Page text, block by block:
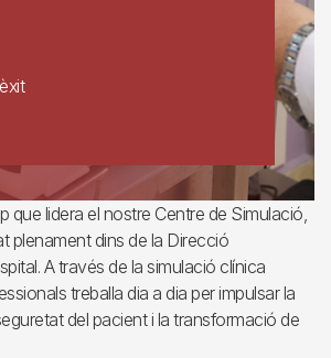
que lidera el nostre Centre de Simulació,
plenament dins de la Direcció
A través de la simulació clínica
treballa dia a dia per impulsar la
del pacient i la transformació de